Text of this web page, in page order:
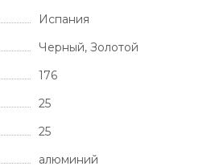
Испания
Черный, Золотой
176
25
25
алюминий